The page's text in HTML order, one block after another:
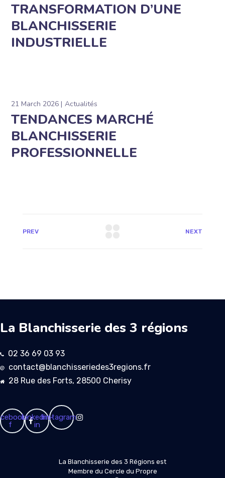
TRANSFORMATION D’UNE
BLANCHISSERIE
INDUSTRIELLE
21 March 2026 Actualités
TENDANCES MARCHÉ
BLANCHISSERIE
PROFESSIONNELLE
PREV NEXT
La Blanchisserie des 3 régions
02 36 69 03 93
contact@blanchisseriedes3regions.fr
28 Rue des Forts, 28500 Cherisy
f
Linkedin-
in
Instagram
La Blanchisserie des 3 Régions est
Membre du Cercle du Propre